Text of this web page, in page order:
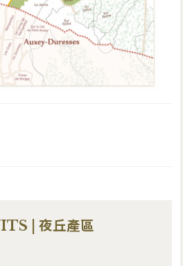
| 夜丘產區